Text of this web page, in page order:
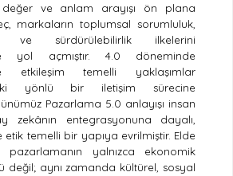
ve anlam arayışı ön plana
markaların toplumsal sorumluluk,
ve sürdürülebilirlik ilkelerini
yol açmıştır. 4.0 döneminde
etkileşim temelli yaklaşımlar
iki yönlü bir iletişim sürecine
Pazarlama 5.0 anlayışı insan
zekânın entegrasyonuna dayalı,
etik temelli bir yapıya evrilmiştir. Elde
yalnızca ekonomik
değil; aynı zamanda kültürel, sosyal